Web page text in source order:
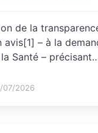
de la
avis[1] – à la
Santé –
07/2026